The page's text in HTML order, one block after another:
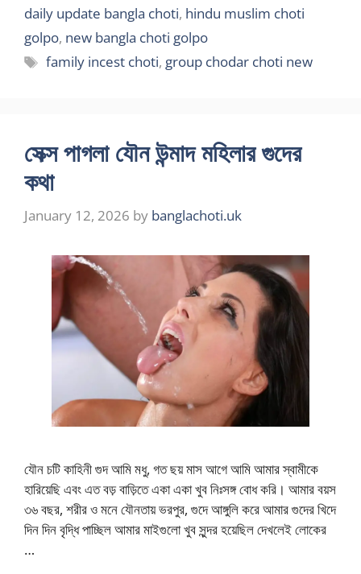
daily update bangla choti, hindu muslim choti
golpo, new bangla choti golpo
Tags
family incest choti, group chodar choti new
সেক্স পাগলা যৌন উন্মাদ মহিলার গুদের
কথা
January 12, 2026 by banglachoti.uk
যৌন চটি কাহিনী গুদ আমি মধু, গত ছয় মাস আগে আমি আমার স্বামীকে
হারিয়েছি এবং এত বড় বাড়িতে একা একা খুব নিঃসঙ্গ বোধ করি। আমার বয়স
৩৬ বছর, শরীর ও মনে যৌনতায় ভরপুর, গুদে আঙ্গুলি করে আমার গুদের খিদে
দিন দিন বৃদ্ধি পাচ্ছিল আমার মাইগুলো খুব সুন্দর হয়েছিল দেখলেই লোকের
…